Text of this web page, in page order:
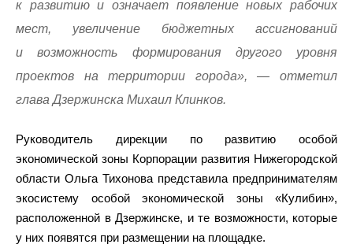
к развитию и означает появление новых рабочих
мест, увеличение бюджетных ассигнований
и возможность формирования другого уровня
проектов на территории города», — отметил
глава Дзержинска Михаил Клинков.
Руководитель дирекции по развитию особой
экономической зоны Корпорации развития Нижегородской
области Ольга Тихонова представила предпринимателям
экосистему особой экономической зоны «Кулибин»,
расположенной в Дзержинске, и те возможности, которые
у них появятся при размещении на площадке.